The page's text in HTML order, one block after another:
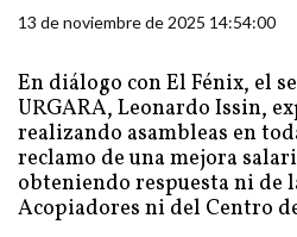
13 de noviembre de 2025 14:54:00
En diálogo con El Fénix, el
URGARA, Leonardo Issin,
realizando asambleas en
reclamo de una mejora
obteniendo respuesta ni de
Acopiadores ni del Centro